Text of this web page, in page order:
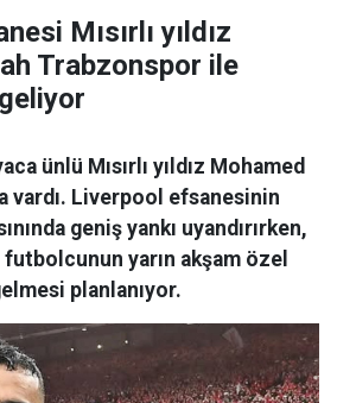
Mısırlı yıldız
Trabzonspor ile
ünlü Mısırlı yıldız Mohamed
vardı. Liverpool efsanesinin
geniş yankı uyandırırken,
yarın akşam özel
planlanıyor.